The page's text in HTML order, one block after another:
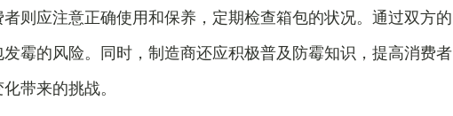
则应注意正确使用和保养，定期检查箱包的状况。通过双方的
霉的风险。同时，制造商还应积极普及防霉知识，提高消费者
带来的挑战。